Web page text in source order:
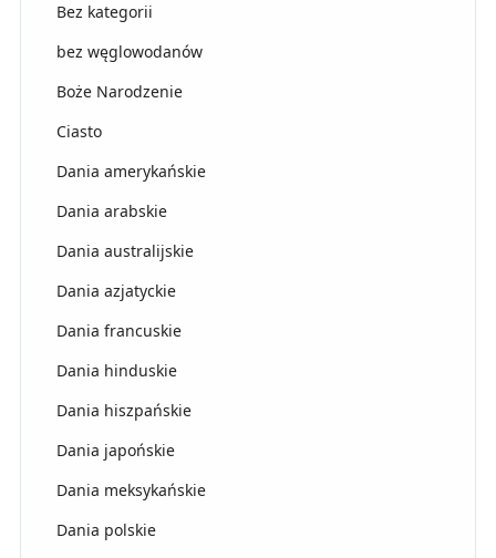
Bez kategorii
bez węglowodanów
Boże Narodzenie
Ciasto
Dania amerykańskie
Dania arabskie
Dania australijskie
Dania azjatyckie
Dania francuskie
Dania hinduskie
Dania hiszpańskie
Dania japońskie
Dania meksykańskie
Dania polskie